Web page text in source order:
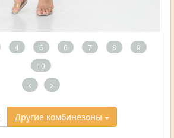
4 5 6 7 8
9
10
< >
Другие комбинезоны